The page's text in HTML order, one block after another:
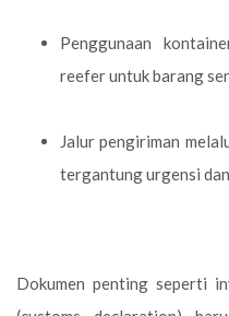
Penggunaan
reefer untuk barang
Jalur pengiriman
tergantung urgensi
Dokumen penting seperti